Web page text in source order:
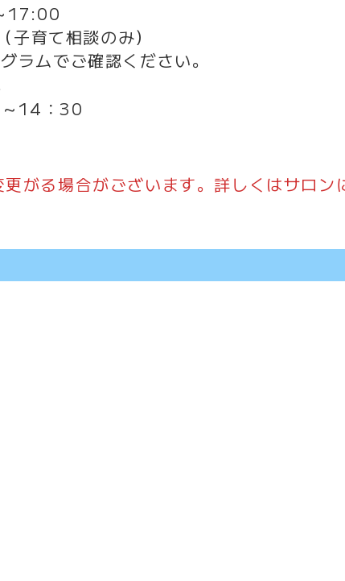
17:00
育て相談のみ）
ラムでご確認ください。
14：30
がる場合がございます。詳しくはサロン